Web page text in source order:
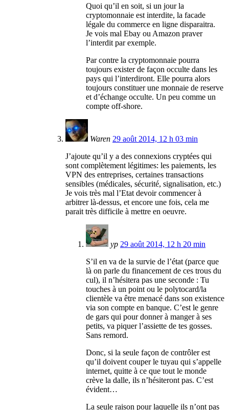
Quoi qu’il en soit, si un jour la
cryptomonnaie est interdite, la facade
légale du commerce en ligne disparaitra.
Je vois mal Ebay ou Amazon praver
l’interdit par exemple.
Par contre la cryptomonnaie pourra
toujours exister de façon occulte dans les
pays qui l’interdiront. Elle pourra alors
toujours constituer une monnaie de reserve
et d’échange occulte. Un peu comme un
compte off-shore.
Waren 29 août 2014, 12 h 03 min
J’ajoute qu’il y a des connexions cryptées qui
sont complètement légitimes: les paiements, les
VPN des entreprises, certaines transactions
sensibles (médicales, sécurité, signalisation, etc.)
Je vois très mal l’Etat devoir commencer à
arbitrer là-dessus, et encore une fois, cela me
parait très difficile à mettre en oeuvre.
yp 29 août 2014, 12 h 20 min
S’il en va de la survie de l’état (parce que
là on parle du financement de ces trous du
cul), il n’hésitera pas une seconde : Tu
touches à un point ou le polytocard/la
clientèle va être menacé dans son existence
via son compte en banque. C’est le genre
de gars qui pour donner à manger à ses
petits, va piquer l’assiette de tes gosses.
Sans remord.
Donc, si la seule façon de contrôler est
qu’il doivent couper le tuyau qui s’appelle
internet, quitte à ce que tout le monde
crève la dalle, ils n’hésiteront pas. C’est
évident…
La seule raison pour laquelle ils n’ont pas